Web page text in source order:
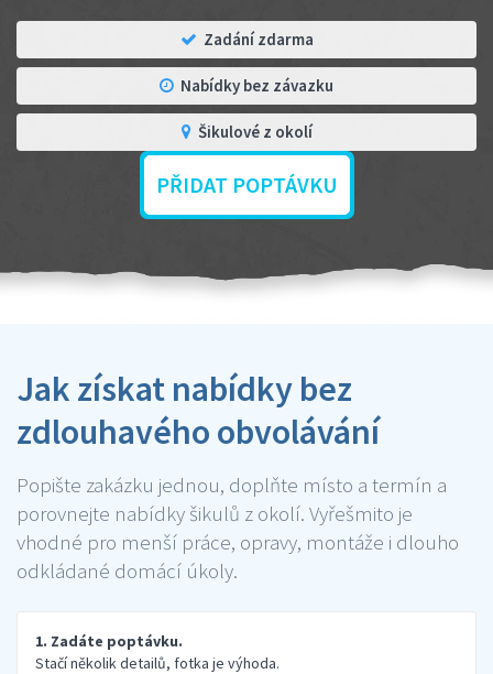
Zadání zdarma
Nabídky bez závazku
Šikulové z okolí
PŘIDAT POPTÁVKU
Jak získat nabídky bez
zdlouhavého obvolávání
Popište zakázku jednou, doplňte místo a termín a
porovnejte nabídky šikulů z okolí. Vyřešmito je
vhodné pro menší práce, opravy, montáže i dlouho
odkládané domácí úkoly.
1. Zadáte poptávku.
Stačí několik detailů, fotka je výhoda.